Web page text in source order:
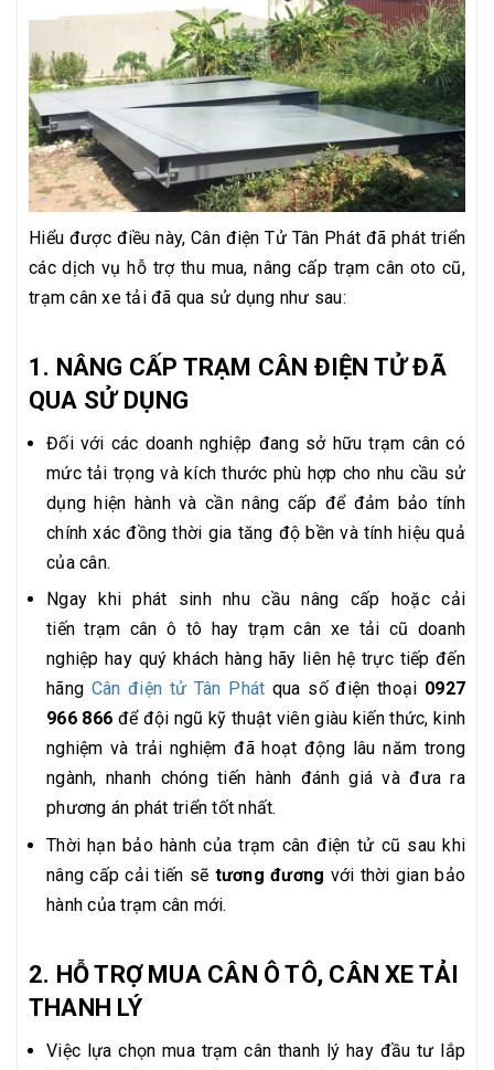
Hiểu được điều này, Cân điện Tử Tân Phát đã phát triển
các dịch vụ hỗ trợ thu mua, nâng cấp trạm cân oto cũ,
trạm cân xe tải đã qua sử dụng như sau:
1. NÂNG CẤP TRẠM CÂN ĐIỆN TỬ ĐÃ
QUA SỬ DỤNG
Đối với các doanh nghiệp đang sở hữu trạm cân có
mức tải trọng và kích thước phù hợp cho nhu cầu sử
dụng hiện hành và cần nâng cấp để đảm bảo tính
chính xác đồng thời gia tăng độ bền và tính hiệu quả
của cân.
Ngay khi phát sinh nhu cầu nâng cấp hoặc cải
tiến trạm cân ô tô hay trạm cân xe tải cũ doanh
nghiệp hay quý khách hàng hãy liên hệ trực tiếp đến
hãng Cân điện tử Tân Phát qua số điện thoại 0927
966 866 để đội ngũ kỹ thuật viên giàu kiến thức, kinh
nghiệm và trải nghiệm đã hoạt động lâu năm trong
ngành, nhanh chóng tiến hành đánh giá và đưa ra
phương án phát triển tốt nhất.
Thời hạn bảo hành của trạm cân điện tử cũ sau khi
nâng cấp cải tiến sẽ tương đương với thời gian bảo
hành của trạm cân mới.
2. HỖ TRỢ MUA CÂN Ô TÔ, CÂN XE TẢI
THANH LÝ
Việc lựa chọn mua trạm cân thanh lý hay đầu tư lắp